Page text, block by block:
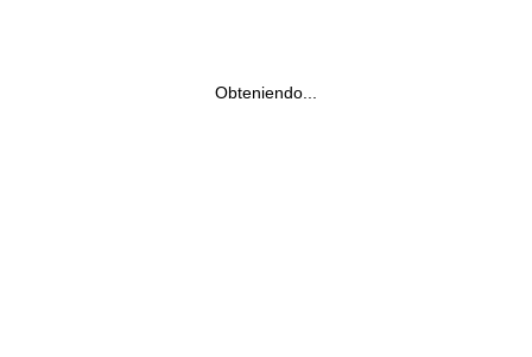
Obteniendo...